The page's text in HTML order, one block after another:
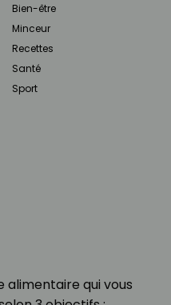
alimentaire qui vous
Bien-être
Minceur
Recettes
Santé
Sport